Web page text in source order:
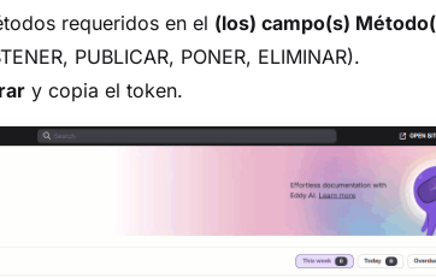
requeridos en el (los) campo(s)
PUBLICAR, PONER, ELIMINAR).
y copia el token.